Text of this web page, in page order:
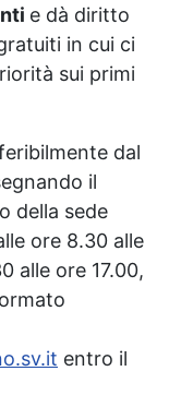
e dà diritto
in cui ci
sui primi
dal
il
della sede
ore 8.30 alle
alle ore 17.00,
entro il